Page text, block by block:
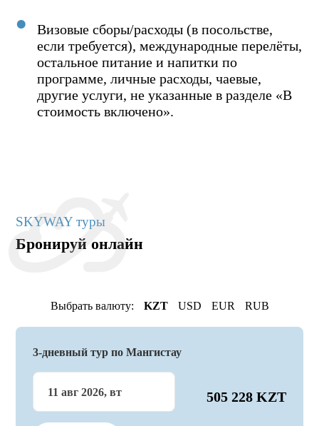
Визовые сборы/расходы (в посольстве,
если требуется), международные перелёты,
остальное питание и напитки по
программе, личные расходы, чаевые,
другие услуги, не указанные в разделе «В
стоимость включено».
SKYWAY туры
Бронируй онлайн
Выбрать валюту: KZT USD EUR RUB
3-дневный тур по Мангистау
11 авг 2026, вт 505 228 KZT